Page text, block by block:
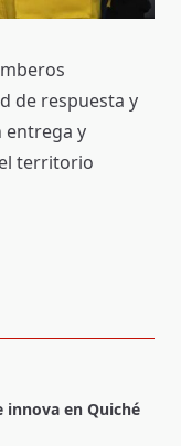
de respuesta y
entrega y
territorio
innova en Quiché